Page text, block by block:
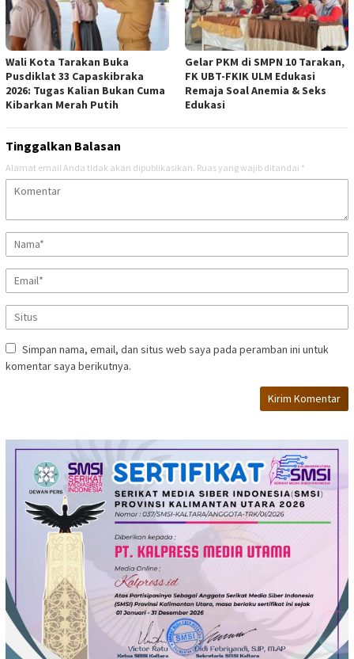
Wali Kota Tarakan Buka
Pusdiklat 33 Capaskibraka
2026: Tugas Kalian Bukan Cuma
Kibarkan Merah Putih
Gelar PKM di SMPN 10 Tarakan,
FK UBT-FKIK ULM Edukasi
Remaja Soal Anemia & Seks
Edukasi
Tinggalkan Balasan
Alamat email Anda tidak akan dipublikasikan. Ruas yang wajib ditandai *
Simpan nama, email, dan situs web saya pada peramban ini untuk
komentar saya berikutnya.